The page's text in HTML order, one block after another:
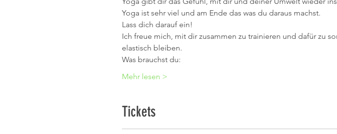
Yoga ist sehr viel und am Ende das was du daraus machst.
Lass dich darauf ein!
Ich freue mich, mit dir zusammen zu trainieren und dafür zu
elastisch bleiben.
Was brauchst du:
Mehr lesen >
Tickets